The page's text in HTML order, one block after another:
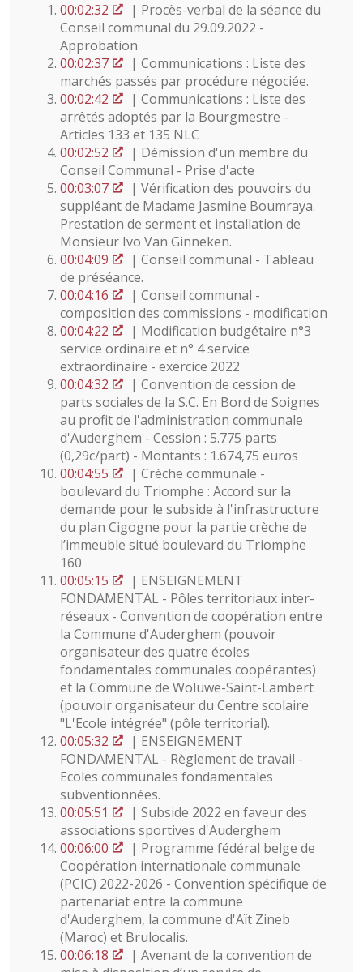
00:02:32
| Procès-verbal de la séance du
Conseil communal du 29.09.2022 -
Approbation
00:02:37
| Communications : Liste des
marchés passés par procédure négociée.
00:02:42
| Communications : Liste des
arrêtés adoptés par la Bourgmestre -
Articles 133 et 135 NLC
00:02:52
| Démission d'un membre du
Conseil Communal - Prise d'acte
00:03:07
| Vérification des pouvoirs du
suppléant de Madame Jasmine Boumraya.
Prestation de serment et installation de
Monsieur Ivo Van Ginneken.
00:04:09
| Conseil communal - Tableau
de préséance.
00:04:16
| Conseil communal -
composition des commissions - modification
00:04:22
| Modification budgétaire n°3
service ordinaire et n° 4 service
extraordinaire - exercice 2022
00:04:32
| Convention de cession de
parts sociales de la S.C. En Bord de Soignes
au profit de l'administration communale
d'Auderghem - Cession : 5.775 parts
(0,29c/part) - Montants : 1.674,75 euros
00:04:55
| Crèche communale -
boulevard du Triomphe : Accord sur la
demande pour le subside à l'infrastructure
du plan Cigogne pour la partie crèche de
l’immeuble situé boulevard du Triomphe
160
00:05:15
| ENSEIGNEMENT
FONDAMENTAL - Pôles territoriaux inter-
réseaux - Convention de coopération entre
la Commune d'Auderghem (pouvoir
organisateur des quatre écoles
fondamentales communales coopérantes)
et la Commune de Woluwe-Saint-Lambert
(pouvoir organisateur du Centre scolaire
"L'Ecole intégrée" (pôle territorial).
00:05:32
| ENSEIGNEMENT
FONDAMENTAL - Règlement de travail -
Ecoles communales fondamentales
subventionnées.
00:05:51
| Subside 2022 en faveur des
associations sportives d'Auderghem
00:06:00
| Programme fédéral belge de
Coopération internationale communale
(PCIC) 2022-2026 - Convention spécifique de
partenariat entre la commune
d'Auderghem, la commune d'Aït Zineb
(Maroc) et Brulocalis.
00:06:18
| Avenant de la convention de